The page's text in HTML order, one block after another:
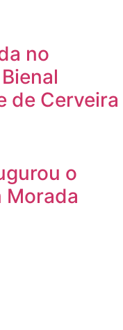
no
de Cerveira
o
Morada